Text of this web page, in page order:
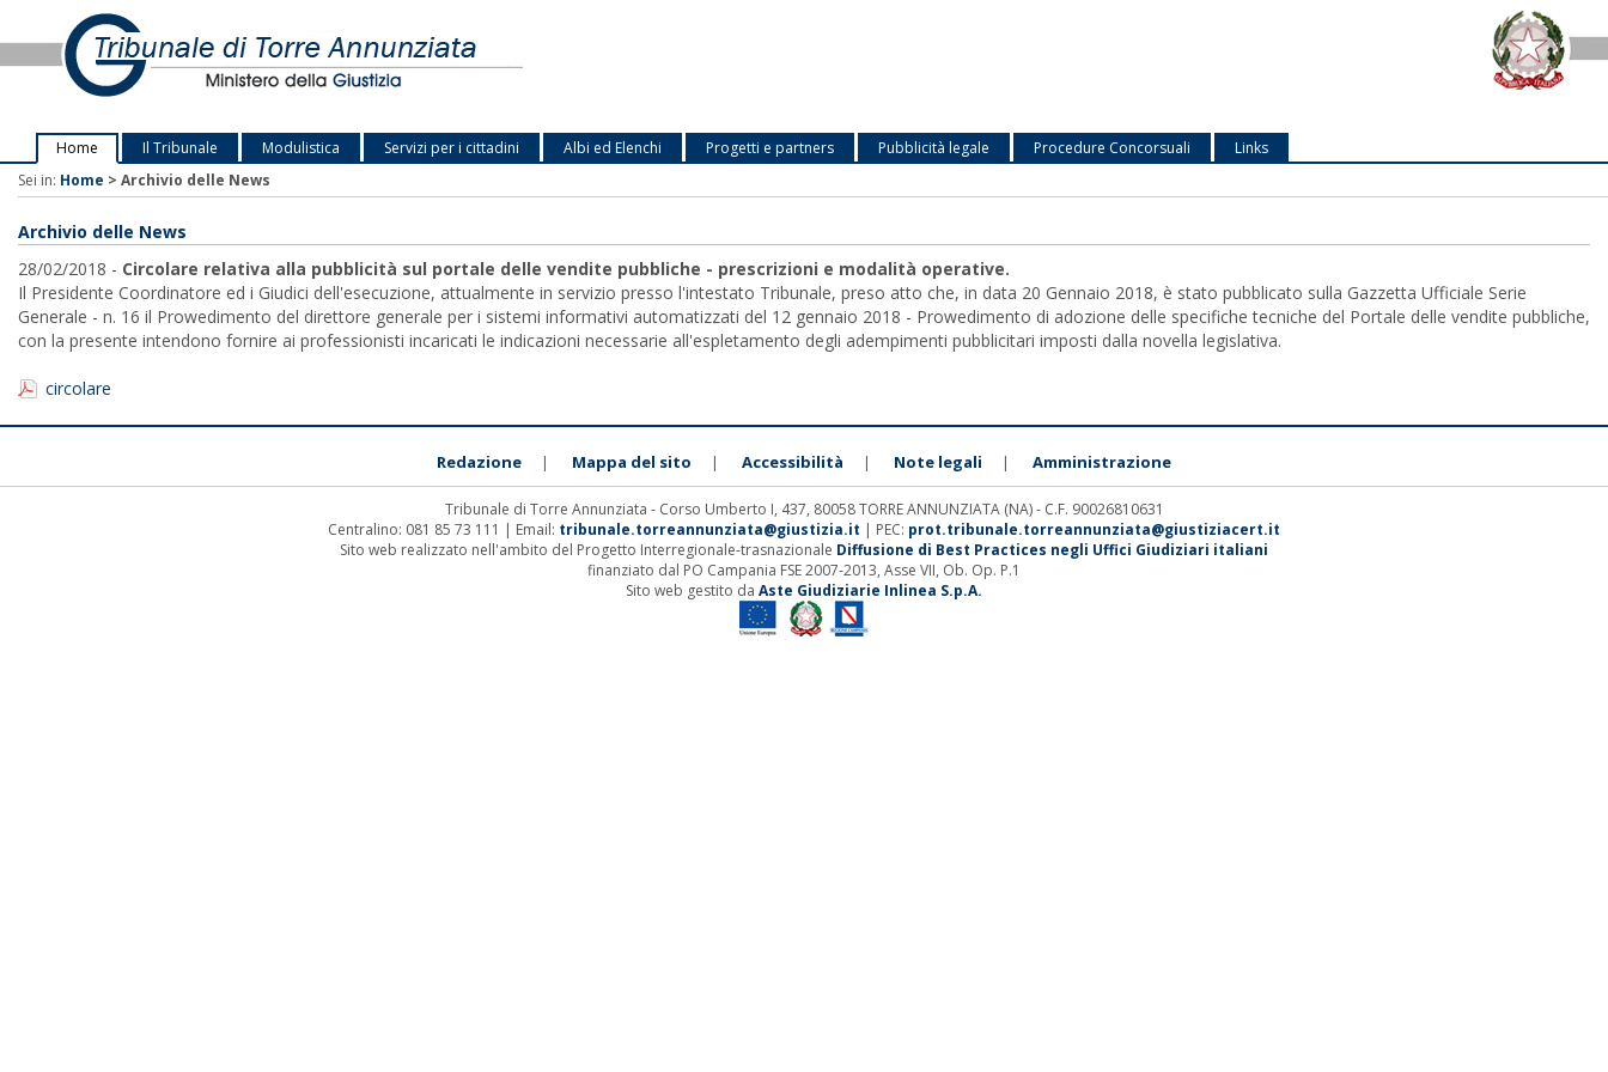
Home Il Tribunale Modulistica Servizi per i cittadini Albi ed Elenchi Progetti e partners Pubblicità legale Procedure Concorsuali
Links
Sei in: Home > Archivio delle News
Archivio delle News
28/02/2018 - Circolare relativa alla pubblicità sul portale delle vendite pubbliche - prescrizioni e modalità operative.
Il Presidente Coordinatore ed i Giudici dell'esecuzione, attualmente in servizio presso l'intestato Tribunale, preso atto che, in data 20 Gennaio 2018, è stato pubblicato sulla Gazzetta Ufficiale Serie
Generale - n. 16 il Prowedimento del direttore generale per i sistemi informativi automatizzati del 12 gennaio 2018 - Prowedimento di adozione delle specifiche tecniche del Portale delle vendite pubbliche,
con la presente intendono fornire ai professionisti incaricati le indicazioni necessarie all'espletamento degli adempimenti pubblicitari imposti dalla novella legislativa.
circolare
Redazione | Mappa del sito | Accessibilità | Note legali | Amministrazione
Tribunale di Torre Annunziata - Corso Umberto I, 437, 80058 TORRE ANNUNZIATA (NA) - C.F. 90026810631
Centralino: 081 85 73 111 | Email: tribunale.torreannunziata@giustizia.it | PEC: prot.tribunale.torreannunziata@giustiziacert.it
Sito web realizzato nell'ambito del Progetto Interregionale-trasnazionale Diffusione di Best Practices negli Uffici Giudiziari italiani
finanziato dal PO Campania FSE 2007-2013, Asse VII, Ob. Op. P.1
Sito web gestito da Aste Giudiziarie Inlinea S.p.A.